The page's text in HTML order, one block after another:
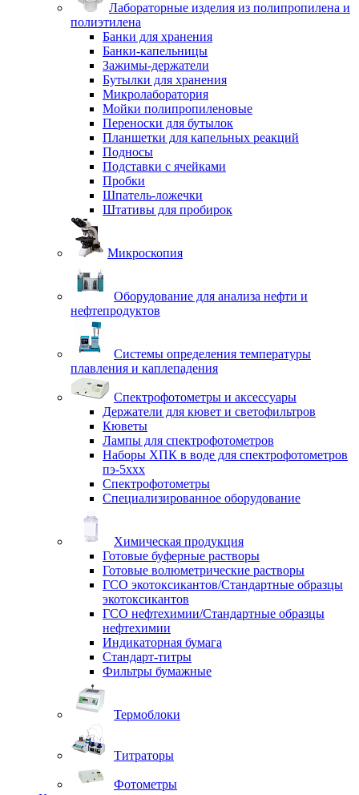
Лабораторные изделия из полипропилена и
полиэтилена
Банки для хранения
Банки-капельницы
Зажимы-держатели
Бутылки для хранения
Микролаборатория
Мойки полипропиленовые
Переноски для бутылок
Планшетки для капельных реакций
Подносы
Подставки с ячейками
Пробки
Шпатель-ложечки
Штативы для пробирок
Микроскопия
Оборудование для анализа нефти и
нефтепродуктов
Системы определения температуры
плавления и каплепадения
Спектрофотометры и аксессуары
Держатели для кювет и светофильтров
Кюветы
Лампы для спектрофотометров
Наборы ХПК в воде для спектрофотометров
пэ-5ххх
Спектрофотометры
Специализированное оборудование
Химическая продукция
Готовые буферные растворы
Готовые волюметрические растворы
ГСО экотоксикантов/Стандартные образцы
экотоксикантов
ГСО нефтехимии/Стандартные образцы
нефтехимии
Индикаторная бумага
Стандарт-титры
Фильтры бумажные
Термоблоки
Титраторы
Фотометры